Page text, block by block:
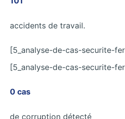
accidents de travail.
[5_analyse-de-cas-securite-
[5_analyse-de-cas-securite-
0 cas
de corruption détecté